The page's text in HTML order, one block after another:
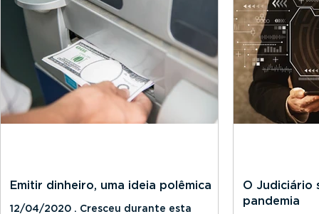
Emitir dinheiro, uma ideia polêmica
12/04/2020 . Cresceu durante esta
O Judiciário
pandemia